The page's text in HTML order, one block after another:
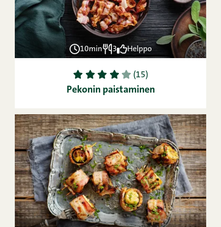
10min 3 Helppo
1 2 3 4 5 (15)
Pekonin paistaminen